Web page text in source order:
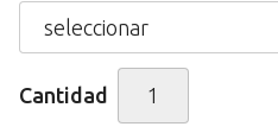
Cantidad